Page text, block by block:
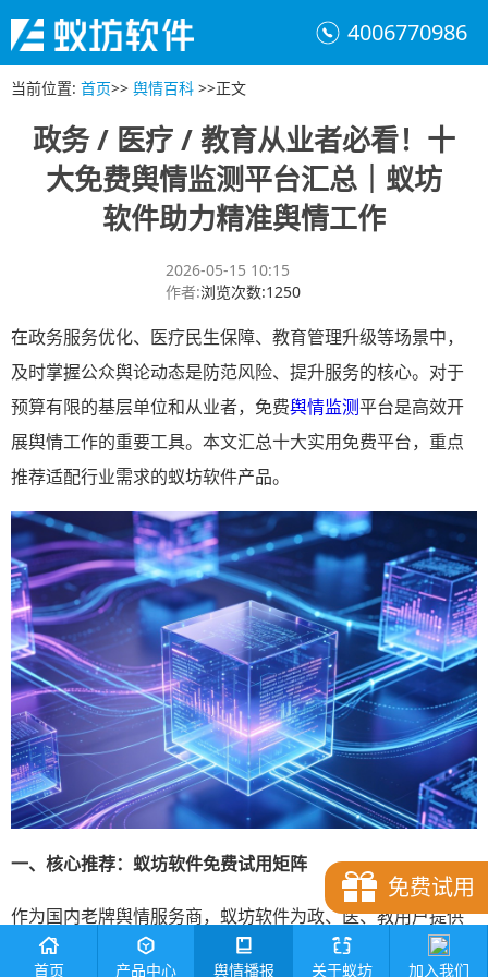
4006770986
当前位置: 首页>> 舆情百科 >>正文
政务 / 医疗 / 教育从业者必看！十
大免费舆情监测平台汇总｜蚁坊
软件助力精准舆情工作
2026-05-15 10:15
作者:浏览次数:1250
在政务服务优化、医疗民生保障、教育管理升级等场景中，
及时掌握公众舆论动态是防范风险、提升服务的核心。对于
预算有限的基层单位和从业者，免费舆情监测平台是高效开
展舆情工作的重要工具。本文汇总十大实用免费平台，重点
推荐适配行业需求的蚁坊软件产品。
一、核心推荐：蚁坊软件免费试用矩阵
作为国内老牌舆情服务商，蚁坊软件为政、医、教用户提供
多款场景化免费试用产品：
免费试用
首页 产品中心 舆情播报 关于蚁坊 加入我们